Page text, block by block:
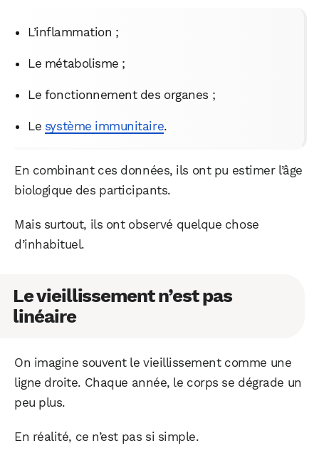
L’inflammation ;
Le métabolisme ;
Le fonctionnement des organes ;
Le système immunitaire.
En combinant ces données, ils ont pu estimer l’âge
biologique des participants.
Mais surtout, ils ont observé quelque chose
d’inhabituel.
Le vieillissement n’est pas
linéaire
On imagine souvent le vieillissement comme une
ligne droite. Chaque année, le corps se dégrade un
peu plus.
En réalité, ce n’est pas si simple.